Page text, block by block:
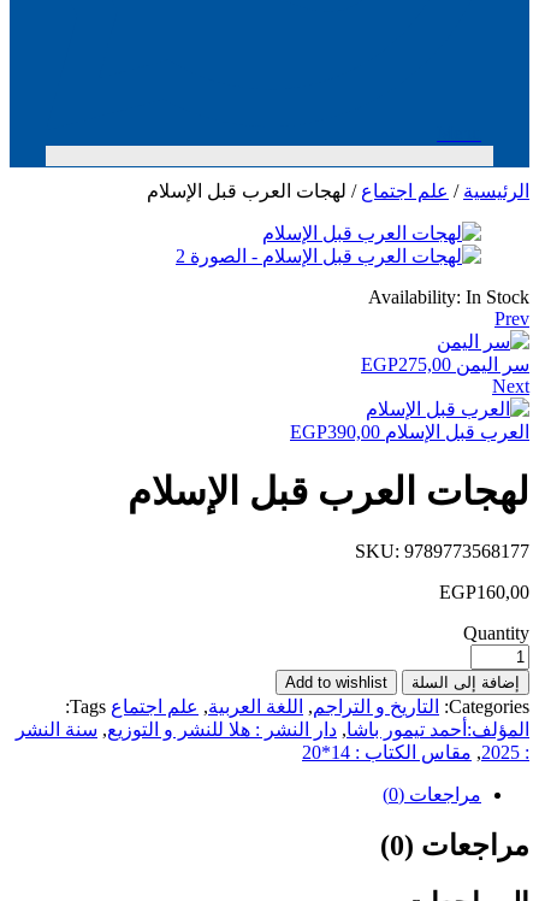
الرئيسية / علم اجتماع / لهجات العرب قبل الإسلام
Availability: In Stock
Prev
سر اليمن EGP275,00
Next
العرب قبل الإسلام EGP390,00
لهجات العرب قبل الإسلام
SKU: 9789773568177
EGP160,00
Quantity
إضافة إلى السلة Add to wishlist
Categories: التاريخ و التراجم, اللغة العربية, علم اجتماع Tags:
المؤلف:أحمد تيمور باشا, دار النشر : هلا للنشر و التوزيع, سنة النشر
: 2025
, مقاس الكتاب : 14*20
مراجعات (0)
مراجعات (0)